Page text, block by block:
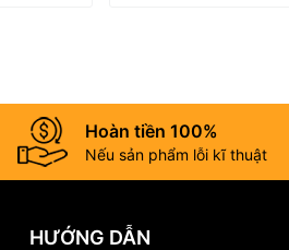
Hoàn tiền 100%
Nếu sản phẩm lỗi kĩ thuật
HƯỚNG DẪN